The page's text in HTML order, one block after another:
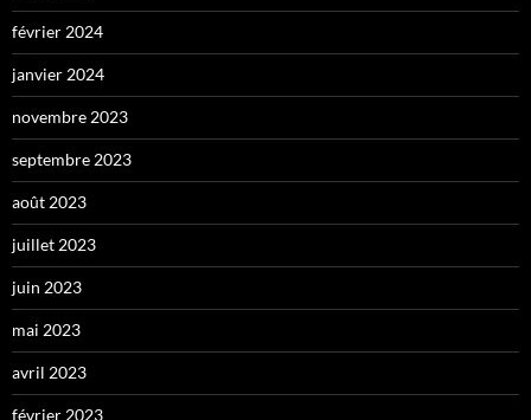
février 2024
janvier 2024
novembre 2023
septembre 2023
août 2023
juillet 2023
juin 2023
mai 2023
avril 2023
février 2023